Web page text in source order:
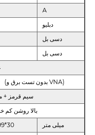
А
دبلیو
دسی بل
دسی بل
≤1.40 (بدون تست برق و VNA)
سیم قرمز
بالا روشن کم
میلی متر